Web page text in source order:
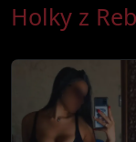
Holky z